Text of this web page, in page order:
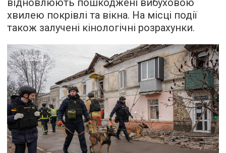
відновлюють пошкоджені вибуховою
хвилею покрівлі та вікна. На місці події
також залучені кінологічні розрахунки.